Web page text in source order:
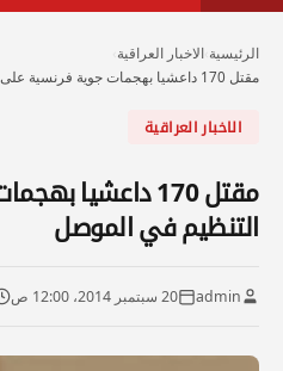
الرئيسية الاخبار العراقية
مقتل 170 داعشيا بهجمات جوية فرنسية على التنظيم في الموصل
الاخبار العراقية
مقتل 170 داعشيا
التنظيم في الموصل
admin 20 سبتمبر 2014، 12:00 ص